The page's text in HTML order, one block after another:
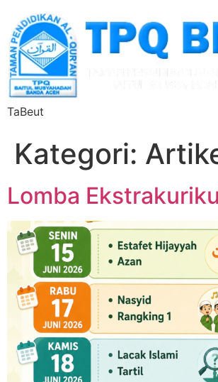
TaBeut
Kategori:
Lomba